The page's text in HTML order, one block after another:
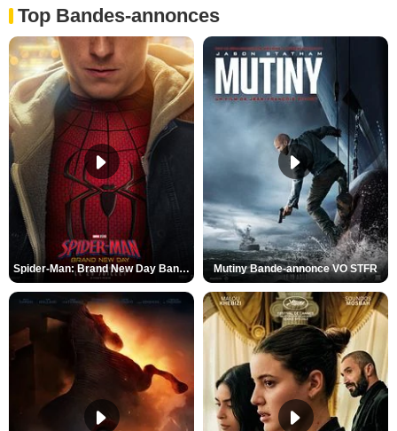
Top Bandes-annonces
Spider-Man: Brand New Day Bande-annonce VO STFR Mutiny Bande-annonce VO STFR